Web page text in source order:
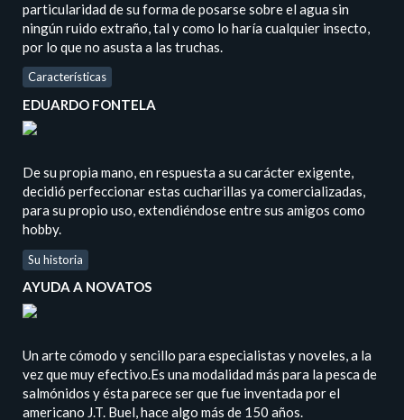
particularidad de su forma de posarse sobre el agua sin
ningún ruido extraño, tal y como lo haría cualquier insecto,
por lo que no asusta a las truchas.
Características
EDUARDO FONTELA
De su propia mano, en respuesta a su carácter exigente,
decidió perfeccionar estas cucharillas ya comercializadas,
para su propio uso, extendiéndose entre sus amigos como
hobby.
Su historia
AYUDA A NOVATOS
Un arte cómodo y sencillo para especialistas y noveles, a la
vez que muy efectivo.Es una modalidad más para la pesca de
salmónidos y ésta parece ser que fue inventada por el
americano J.T. Buel, hace algo más de 150 años.